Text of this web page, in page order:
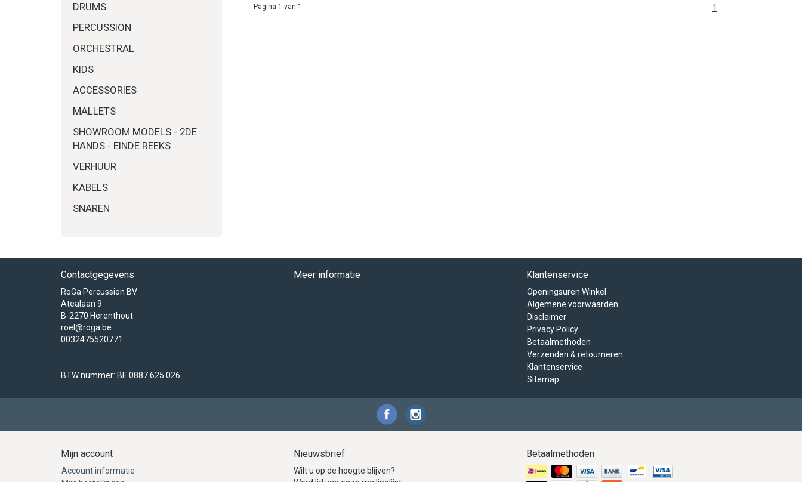
DRUMS
PERCUSSION
ORCHESTRAL
KIDS
ACCESSORIES
MALLETS
SHOWROOM MODELS - 2DE
HANDS - EINDE REEKS
VERHUUR
KABELS
SNAREN
Pagina 1 van 1 1
Contactgegevens
RoGa Percussion BV
Atealaan 9
B-2270 Herenthout
roel@roga.be
0032475520771
BTW nummer: BE 0887.625.026
Meer informatie Klantenservice
Openingsuren Winkel
Algemene voorwaarden
Disclaimer
Privacy Policy
Betaalmethoden
Verzenden & retourneren
Klantenservice
Sitemap
Mijn account
Account informatie
Nieuwsbrief
Wilt u op de hoogte blijven?
Betaalmethoden